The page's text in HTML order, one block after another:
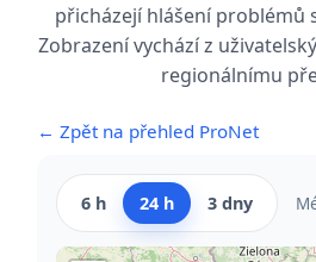
přicházejí hlášení problémů
Zobrazení vychází z
regionálnímu
← Zpět na přehled ProNet
6 h 24 h 3 dny